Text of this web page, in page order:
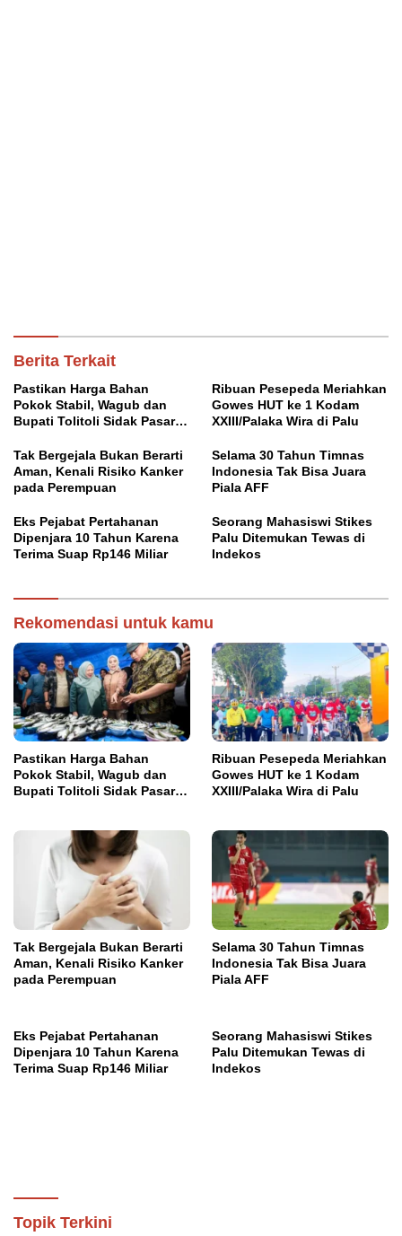
Berita Terkait
Pastikan Harga Bahan
Pokok Stabil, Wagub dan
Bupati Tolitoli Sidak Pasar
Ribuan Pesepeda Meriahkan
Gowes HUT ke 1 Kodam
XXIII/Palaka Wira di Palu
Tak Bergejala Bukan Berarti
Aman, Kenali Risiko Kanker
pada Perempuan
Selama 30 Tahun Timnas
Indonesia Tak Bisa Juara
Piala AFF
Eks Pejabat Pertahanan
Dipenjara 10 Tahun Karena
Terima Suap Rp146 Miliar
Seorang Mahasiswi Stikes
Palu Ditemukan Tewas di
Indekos
Rekomendasi untuk kamu
Pastikan Harga Bahan
Pokok Stabil, Wagub dan
Bupati Tolitoli Sidak Pasar
Ribuan Pesepeda Meriahkan
Gowes HUT ke 1 Kodam
XXIII/Palaka Wira di Palu
Tak Bergejala Bukan Berarti
Aman, Kenali Risiko Kanker
pada Perempuan
Selama 30 Tahun Timnas
Indonesia Tak Bisa Juara
Piala AFF
Eks Pejabat Pertahanan
Dipenjara 10 Tahun Karena
Terima Suap Rp146 Miliar
Seorang Mahasiswi Stikes
Palu Ditemukan Tewas di
Indekos
Topik Terkini